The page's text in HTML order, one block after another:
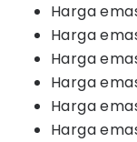
Harga
Harga
Harga
Harga
Harga
Harga